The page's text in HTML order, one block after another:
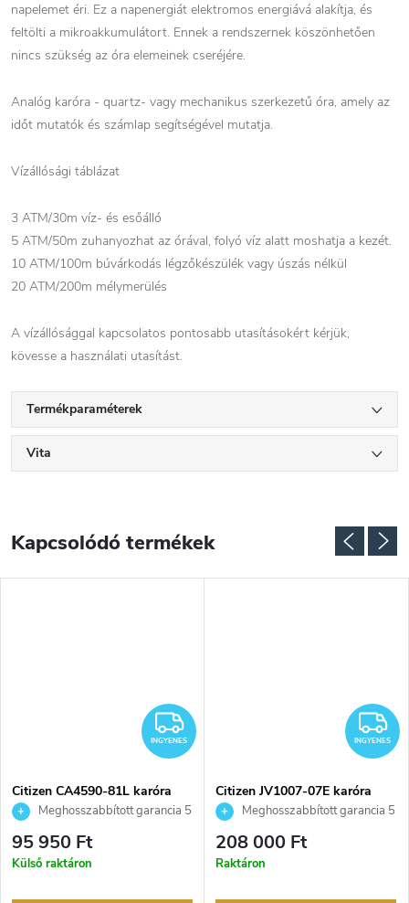
napelemet éri. Ez a napenergiát elektromos energiává alakítja, és
feltölti a mikroakkumulátort. Ennek a rendszernek köszönhetően
nincs szükség az óra elemeinek cseréjére.
Analóg karóra - quartz- vagy mechanikus szerkezetű óra, amely az
időt mutatók és számlap segítségével mutatja.
Vízállósági táblázat
3 ATM/30m víz- és esőálló
5 ATM/50m zuhanyozhat az órával, folyó víz alatt moshatja a kezét.
10 ATM/100m búvárkodás légzőkészülék vagy úszás nélkül
20 ATM/200m mélymerülés
A vízállósággal kapcsolatos pontosabb utasításokért kérjük,
kövesse a használati utasítást.
Termékparaméterek
Vita
Kapcsolódó termékek
INGYENES
INGYENES
Citizen CA4590-81L karóra
Meghosszabbított garancia 5
évre. Akár 100 napos
visszaküldési lehetőség. Hivatalos
95 950 Ft
Külső raktáron
INGYENES
Citizen JV1007-07E karóra
Meghosszabbított garancia 5
évre. Akár 100 napos
visszaküldési lehetőség. Hivatalos
208 000 Ft
Raktáron